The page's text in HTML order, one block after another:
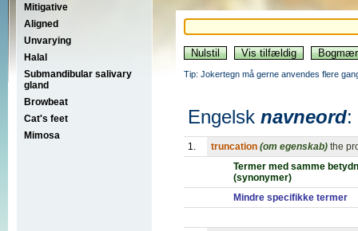
Mitigative
Aligned
Unvarying
Halal
Submandibular salivary
gland
Browbeat
Cat's feet
Mimosa
Tip: Jokertegn må gerne anvendes flere
Engelsk navneord:
1. truncation (om egenskab) the
Termer med samme
(synonymer)
Mindre specifikke termer